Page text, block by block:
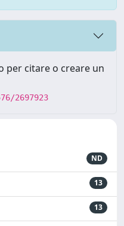
per citare o creare un
2697923
ND
13
13